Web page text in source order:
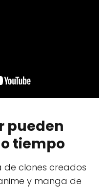
pueden
tiempo
de clones creados
y manga de